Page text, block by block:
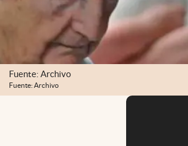
Fuente: Archivo
Fuente: Archivo